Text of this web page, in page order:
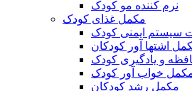
نرم کننده مو کودک
مکمل غذای کودک
سیستم ایمنی کودک
اشتها آور کودکان
و یادگیری کودک
خواب آور کودک
مکمل رشد کودکان